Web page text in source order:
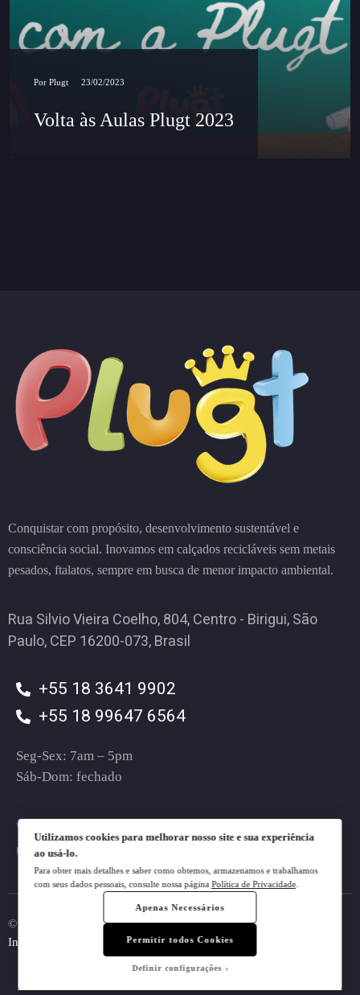
PorPlugt 23/02/2023
Volta às Aulas Plugt 2023
Conquistar com propósito, desenvolvimento sustentável e
consciência social. Inovamos em calçados recicláveis sem metais
pesados, ftalatos, sempre em busca de menor impacto ambiental.
Rua Silvio Vieira Coelho, 804, Centro - Birigui, São
Paulo, CEP 16200-073, Brasil
+55 18 3641 9902
+55 18 99647 6564
Seg-Sex: 7am – 5pm
Sáb-Dom: fechado
vendas@plugt.com.br
mkt@plugt.com.br
© 2023 Plugt. All rights reserved.Do Not Sell My Personal
Information
Utilizamos cookies para melhorar nosso site e sua experiência
ao usá-lo.
Para obter mais detalhes e saber como obtemos, armazenamos e trabalhamos
com seus dados pessoais, consulte nossa página Política de Privacidade.
Apenas Necessários
Permitir todos Cookies
Definir configurações